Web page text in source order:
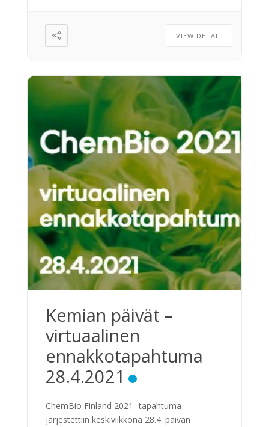
yliopiston professori Janne Ihalaisen
luennon otsikko on ”Valo biologisissa
systeemeissä – hyödyksi vai haitaksi”, koska
[…]
VIEW DETAIL
Kemian päivät –
virtuaalinen
ennakkotapahtuma
28.4.2021
ChemBio Finland 2021 -tapahtuma
järjestettiin keskiviikkona 28.4. päivän